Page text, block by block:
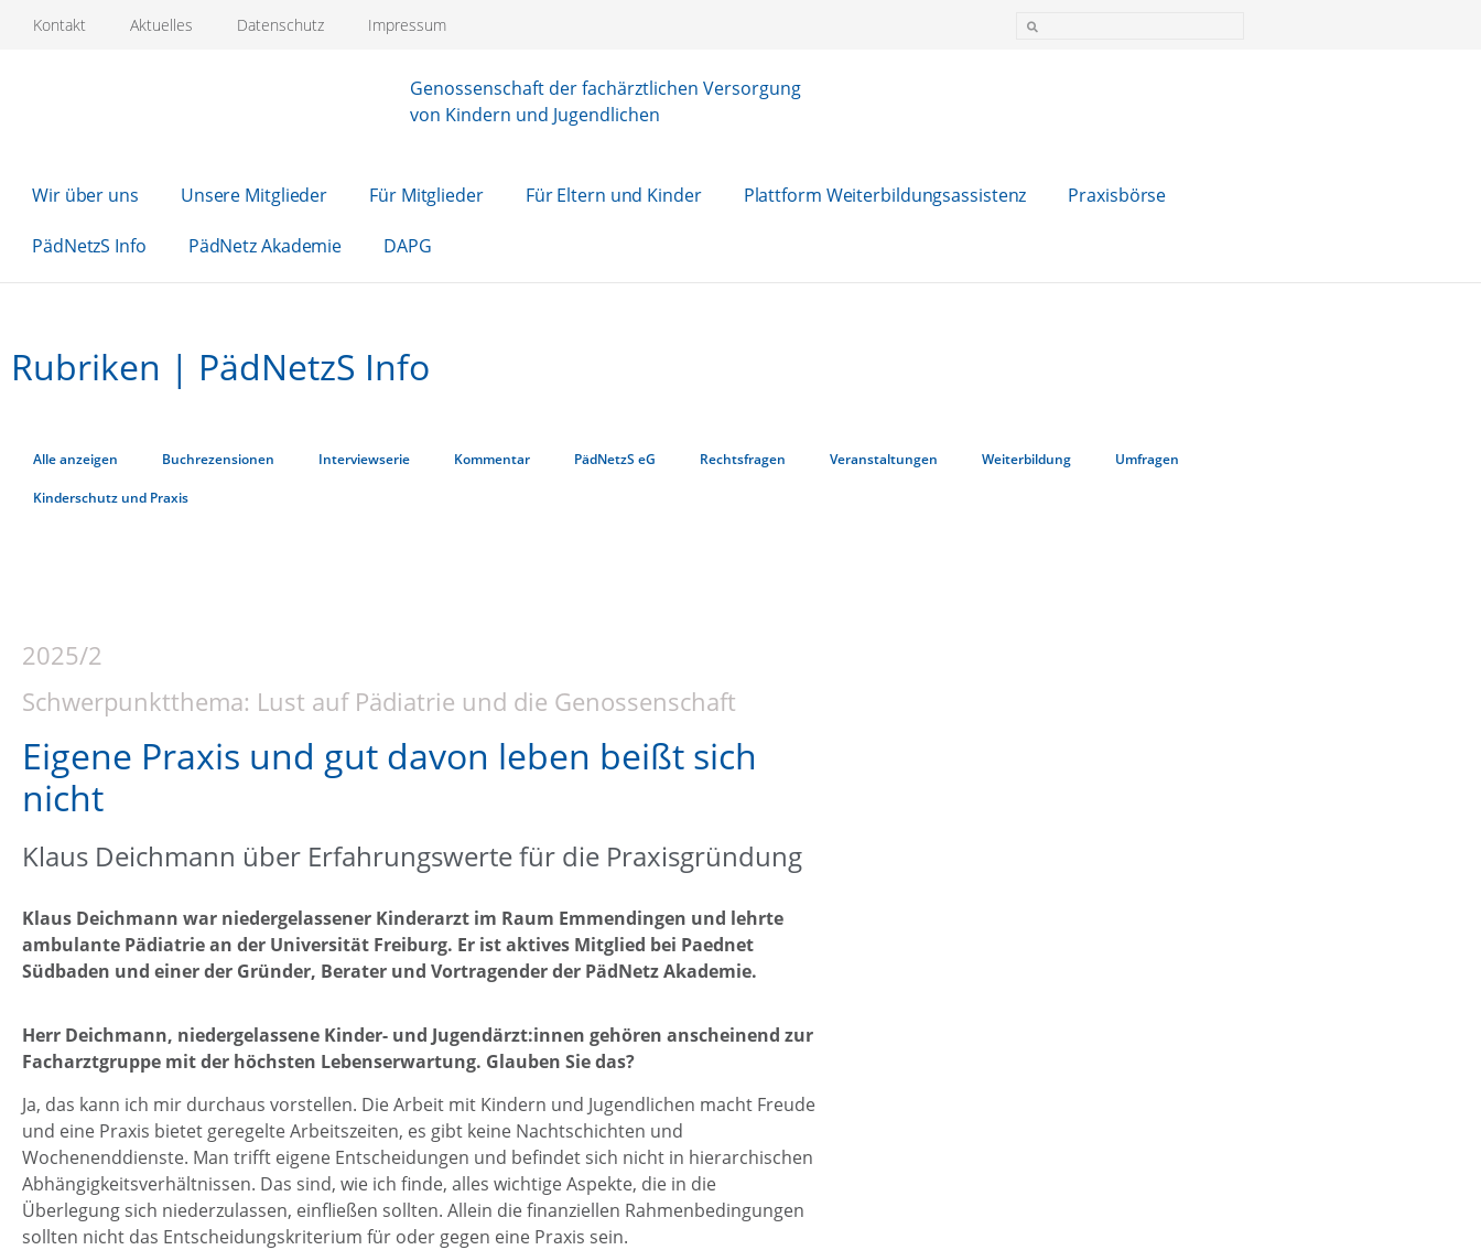
Kontakt Aktuelles Datenschutz Impressum
Genossenschaft der fachärztlichen Versorgung
von Kindern und Jugendlichen
Wir über uns Unsere Mitglieder Für Mitglieder Für Eltern und Kinder Plattform Weiterbildungsassistenz Praxisbörse
PädNetzS Info PädNetz Akademie DAPG
Rubriken | PädNetzS Info
Alle anzeigen Buchrezensionen Interviewserie Kommentar PädNetzS eG Rechtsfragen Veranstaltungen Weiterbildung Umfragen
Kinderschutz und Praxis
2025/2
Schwerpunktthema: Lust auf Pädiatrie und die Genossenschaft
Eigene Praxis und gut davon leben beißt sich
nicht
Klaus Deichmann über Erfahrungswerte für die Praxisgründung
Klaus Deichmann war niedergelassener Kinderarzt im Raum Emmendingen und lehrte
ambulante Pädiatrie an der Universität Freiburg. Er ist aktives Mitglied bei Paednet
Südbaden und einer der Gründer, Berater und Vortragender der PädNetz Akademie.
Herr Deichmann, niedergelassene Kinder- und Jugendärzt:innen gehören anscheinend zur
Facharztgruppe mit der höchsten Lebenserwartung. Glauben Sie das?
Ja, das kann ich mir durchaus vorstellen. Die Arbeit mit Kindern und Jugendlichen macht Freude
und eine Praxis bietet geregelte Arbeitszeiten, es gibt keine Nachtschichten und
Wochenenddienste. Man trifft eigene Entscheidungen und befindet sich nicht in hierarchischen
Abhängigkeitsverhältnissen. Das sind, wie ich finde, alles wichtige Aspekte, die in die
Überlegung sich niederzulassen, einfließen sollten. Allein die finanziellen Rahmenbedingungen
sollten nicht das Entscheidungskriterium für oder gegen eine Praxis sein.